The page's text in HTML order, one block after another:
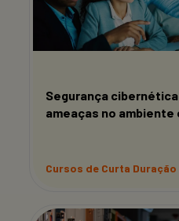
Segurança
ameaças no
Cursos de Curta Duração